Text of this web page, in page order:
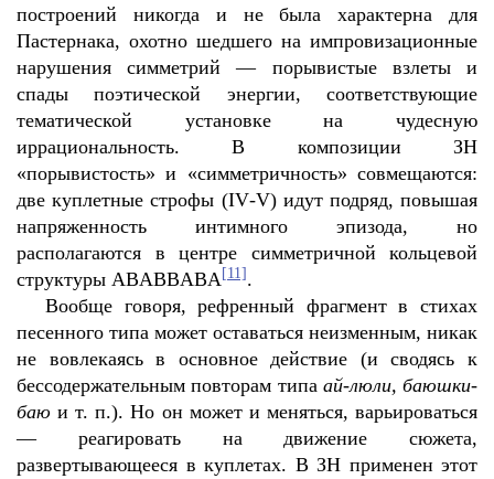
построений никогда и не была характерна для
Пастернака, охотно шедшего на импровизационные
нарушения симметрий — порывистые взлеты и
спады поэтической энергии, соответствующие
тематической установке на чудесную
иррациональность. В композиции ЗН
«порывистость» и «симметричность» совмещаются:
две куплетные строфы (IV-V) идут подряд, повышая
напряженность интимного эпизода, но
располагаются в центре симметричной кольцевой
структуры АBABBАBA[11] .
Вообще говоря, рефренный фрагмент в стихах
песенного типа может оставаться неизменным, никак
не вовлекаясь в основное действие (и сводясь к
бессодержательным повторам типа ай-люли, баюшки-
баюи т. п.). Но он может и меняться, варьироваться
— реагировать на движение сюжета,
развертывающееся в куплетах. В ЗН применен этот